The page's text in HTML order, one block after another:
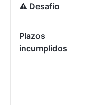
⚠️ Desafío
Plazos
incumplidos